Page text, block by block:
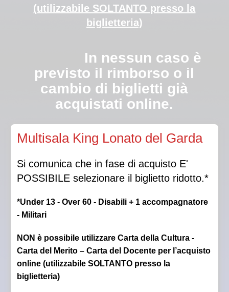
(utilizzabile SOLTANTO presso la
biglietteria)
In nessun caso è
previsto il rimborso o il
cambio di biglietti già
acquistati online.
luci spente, non sarà garantito il posto scelto.
Multisala King Lonato del Garda
Si comunica che in fase di acquisto E'
POSSIBILE selezionare il biglietto ridotto.*
*Under 13 - Over 60 - Disabili + 1 accompagnatore
- Militari
NON è possibile utilizzare Carta della Cultura -
Carta del Merito – Carta del Docente per l’acquisto
online (utilizzabile SOLTANTO presso la
biglietteria)